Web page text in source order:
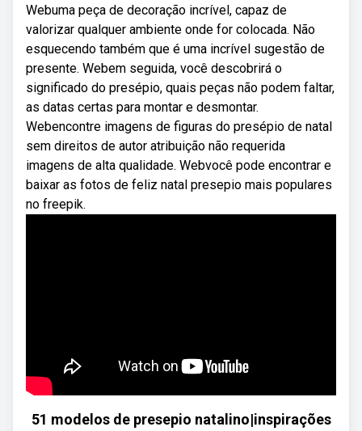
Webuma peça de decoração incrível, capaz de
valorizar qualquer ambiente onde for colocada. Não
esquecendo também que é uma incrível sugestão de
presente. Webem seguida, você descobrirá o
significado do presépio, quais peças não podem faltar,
as datas certas para montar e desmontar.
Webencontre imagens de figuras do presépio de natal
sem direitos de autor atribuição não requerida
imagens de alta qualidade. Webvocê pode encontrar e
baixar as fotos de feliz natal presepio mais populares
no freepik.
51 modelos de presepio natalino|inspirações